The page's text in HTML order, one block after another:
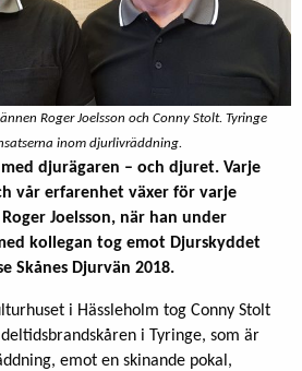
Roger Joelsson och Conny Stolt. Tyringe
inom djurlivräddning.
djurägaren – och djuret. Varje
vår erfarenhet växer för varje
Joelsson, när han under
kollegan tog emot Djurskyddet
Skånes Djurvän 2018.
i Hässleholm tog Conny Stolt
i Tyringe, som är
emot en skinande pokal,